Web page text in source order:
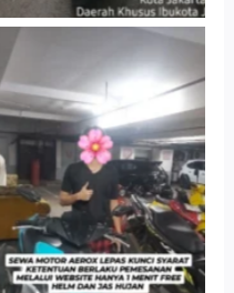
Cityplaza
Jatinegara Gedung
Parkir P6A